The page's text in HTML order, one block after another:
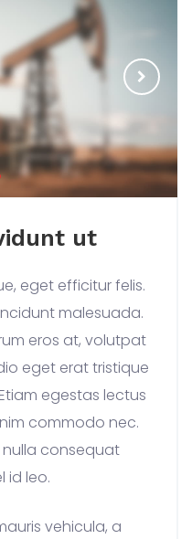
ut
eget efficitur felis.
malesuada.
eros at, volutpat
eget erat tristique
egestas lectus
commodo nec.
nulla consequat
id leo.
vehicula, a